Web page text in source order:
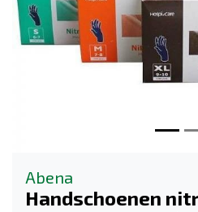
Abena
Handschoenen